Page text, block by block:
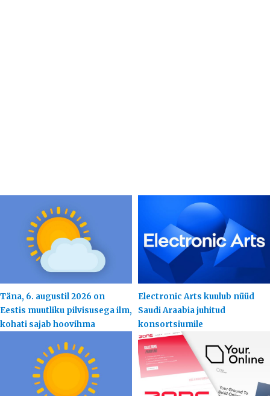
Täna, 6. augustil 2026 on
Eestis muutliku pilvisusega ilm,
kohati sajab hoovihma
Electronic Arts kuulub nüüd
Saudi Araabia juhitud
konsortsiumile